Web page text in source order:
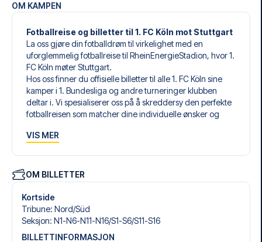
OM KAMPEN
Fotballreise og billetter til 1. FC Köln mot Stuttgart
La oss gjøre din fotballdrøm til virkelighet med en
uforglemmelig fotballreise til RheinEnergieStadion, hvor 1.
FC Köln møter Stuttgart.
Hos oss finner du offisielle billetter til alle 1. FC Köln sine
kamper i 1. Bundesliga og andre turneringer klubben
deltar i. Vi spesialiserer oss på å skreddersy den perfekte
fotballreisen som matcher dine individuelle ønsker og
Våre skreddersydde fotballreiser til 1. FC Köln er laget for
Velg blant et bredt utvalg av fotballbilletter, nøye utvalgte
hoteller for enhver smak og budsjett, samt fleksible fly som
passer deg best.
Når du velger billettype, kan du se hvilken seksjon du skal
sitte i, og hva billetten inkluderer – spesielt hvis det er en
VIS MER
OM BILLETTER
Kortside
Tribune: Nord/​Süd
Seksjon: N1-N6-N11-N16/​S1-S6/​S11-S16
BILLETTINFORMASJON